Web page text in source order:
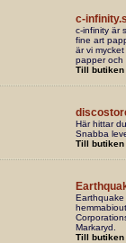
c-
c-infinity är
fine art
är vi
papper och
Till butiken
Här hittar
Snabba
Till butiken
Markaryd.
Till butiken